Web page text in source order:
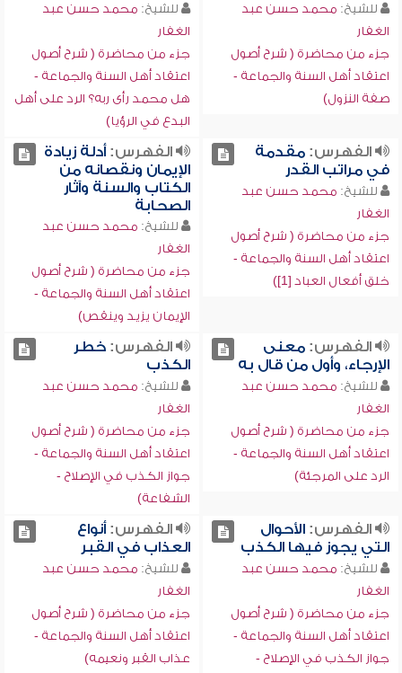
للشيخ: محمد حسن عبد
الغفار
جزء من محاضرة ( شرح أصول
اعتقاد أهل السنة والجماعة -
صفة النزول)
للشيخ: محمد حسن عبد
الغفار
جزء من محاضرة ( شرح أصول
اعتقاد أهل السنة والجماعة -
هل محمد رأى ربه؟ الرد على أهل
البدع في الرؤيا)
الفهرس:مقدمة
في مراتب القدر
للشيخ: محمد حسن عبد
الغفار
جزء من محاضرة ( شرح أصول
اعتقاد أهل السنة والجماعة -
خلق أفعال العباد [1])
الفهرس:أدلة زيادة
الإيمان ونقصانه من
الكتاب والسنة وآثار
الصحابة
للشيخ: محمد حسن عبد
الغفار
جزء من محاضرة ( شرح أصول
اعتقاد أهل السنة والجماعة -
الإيمان يزيد وينقص)
الفهرس:معنى
الإرجاء، وأول من قال به
للشيخ: محمد حسن عبد
الغفار
جزء من محاضرة ( شرح أصول
اعتقاد أهل السنة والجماعة -
الرد على المرجئة)
الفهرس:خطر
الكذب
للشيخ: محمد حسن عبد
الغفار
جزء من محاضرة ( شرح أصول
اعتقاد أهل السنة والجماعة -
جواز الكذب في الإصلاح -
الشفاعة)
الفهرس:الأحوال
التي يجوز فيها الكذب
للشيخ: محمد حسن عبد
الغفار
جزء من محاضرة ( شرح أصول
اعتقاد أهل السنة والجماعة -
جواز الكذب في الإصلاح -
الفهرس:أنواع
العذاب في القبر
للشيخ: محمد حسن عبد
الغفار
جزء من محاضرة ( شرح أصول
اعتقاد أهل السنة والجماعة -
عذاب القبر ونعيمه)